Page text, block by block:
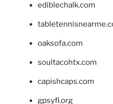
ediblechalk.com
oaksofa.com
soultacohtx.com
capishcaps.com
gpsyfl.org